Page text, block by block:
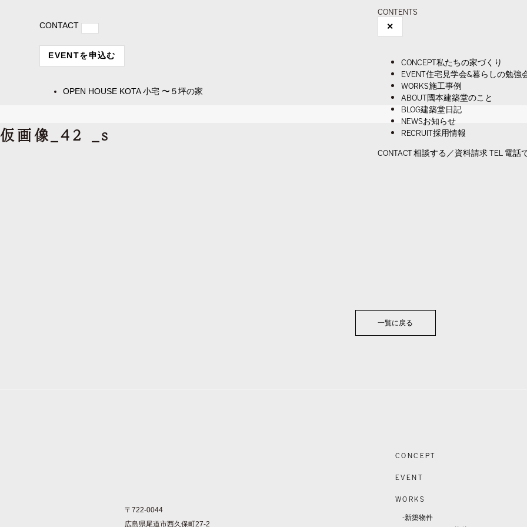
CONTENTS
✕
CONCEPT私たちの家づくり
EVENT住宅見学会&暮らしの勉強
WORKS施工事例
ABOUT國本建築堂のこと
BLOG建築堂日記
NEWSお知らせ
RECRUIT採用情報
CONTACT相談する／資料請求TEL 電話
CONTACT
EVENTを申込む
OPEN HOUSE KOTA 小宅 〜５坪の家
仮画像_42 _s
一覧に戻る
〒722-0044
広島県尾道市西久保町27-2
CONCEPT
EVENT
WORKS
-新築物件